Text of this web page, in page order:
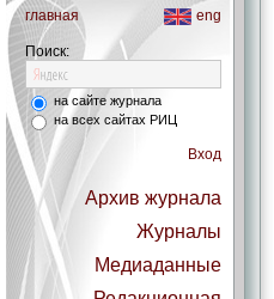
главная eng
Поиск:
на сайте журнала
на всех сайтах РИЦ
Вход
Архив журнала
Журналы
Медиаданные